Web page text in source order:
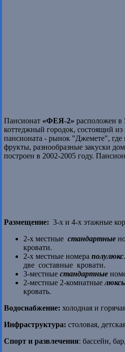
Пансионат «ФЕЯ-2» расположен в
коттеджный городок, состоящий
пансионата - рынок "Джемете", где
фрукты, разнообразные закуски
построен в 2002-2005 году.
Размещение: 3-х и 4-х этажные
2-х местные стандартные
кровати.
2-х местные номера полулюкс
две составные кровати.
3-местные стандартные
2-местные 2-комнатные
кровать.
Водоснабжение: холодная и
Инфраструктура: столовая,
Спорт и развлечения: бассейн,